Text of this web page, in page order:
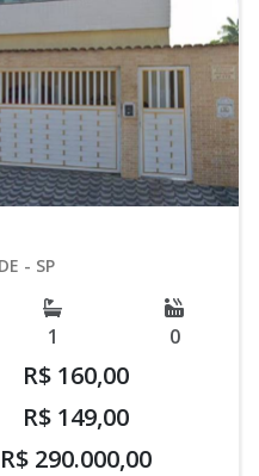
- SP
1 0
R$ 160,00
R$ 149,00
R$ 290.000,00